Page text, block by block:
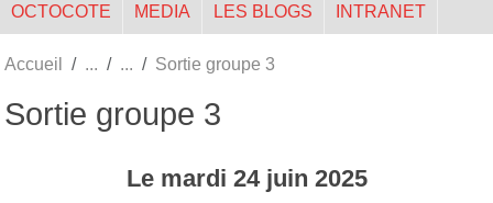
OCTOCOTE MEDIA LES BLOGS INTRANET
Accueil Sortie groupe 3
Sortie groupe 3
Le mardi 24 juin 2025